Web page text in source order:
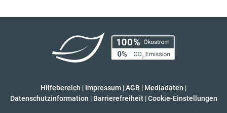
Hilfebereich | Impressum |AGB | Mediadaten |
Datenschutzinformation | Barrierefreiheit | Cookie-Einstellungen